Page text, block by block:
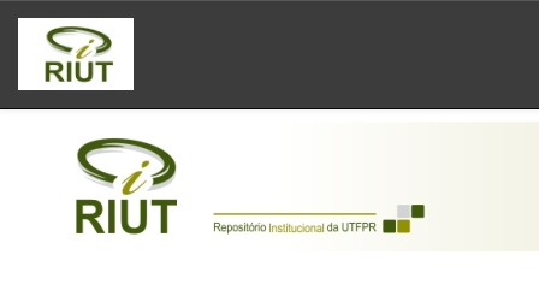
Skip
navigation